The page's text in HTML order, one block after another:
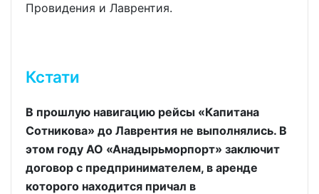
Провидения и Лаврентия.
Кстати
В прошлую навигацию рейсы «Капитана
Сотникова» до Лаврентия не выполнялись. В
этом году АО «Анадырьморпорт» заключит
договор с предпринимателем, в аренде
которого находится причал в